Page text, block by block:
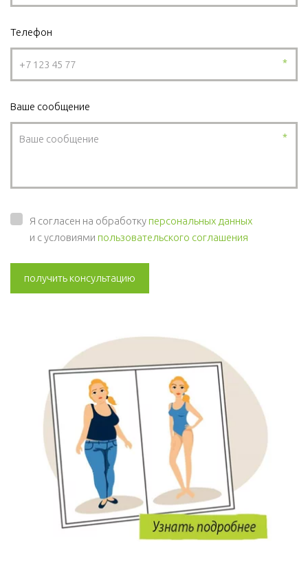
Телефон
*
Ваше сообщение
*
Я согласен на обработкуперсональных данных
и с условиями пользовательского соглашения
получить консультацию